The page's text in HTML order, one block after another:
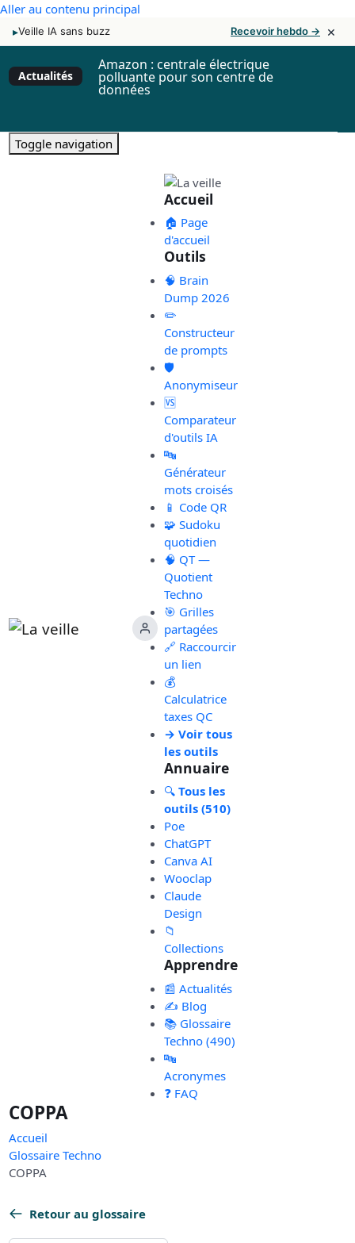
Aller au contenu principal
▸Veille IA sans buzz Recevoir hebdo → ×
Actualités
Amazon : centrale électrique
polluante pour son centre de
données
Toggle navigation
Accueil
🏠 Page
d'accueil
Outils
🧠 Brain
Dump 2026
✏️
Constructeur
de prompts
🛡️
Anonymiseur
🆚
Comparateur
d'outils IA
🔤
Générateur
mots croisés
📱 Code QR
🧩 Sudoku
quotidien
🧠 QT —
Quotient
Techno
🎯 Grilles
partagées
🔗 Raccourcir
un lien
💰
Calculatrice
taxes QC
→ Voir tous
les outils
Annuaire
🔍 Tous les
outils (510)
Poe
ChatGPT
Canva AI
Wooclap
Claude
Design
📁
Collections
Apprendre
📰 Actualités
✍️ Blog
📚 Glossaire
Techno (490)
🔤
Acronymes
❓ FAQ
COPPA
Accueil
Glossaire Techno
COPPA
Retour au glossaire